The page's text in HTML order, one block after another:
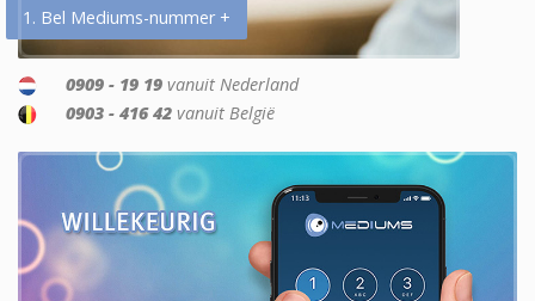
1. Bel Mediums-nummer +
0909 - 19 19 vanuit Nederland
0903 - 416 42 vanuit België